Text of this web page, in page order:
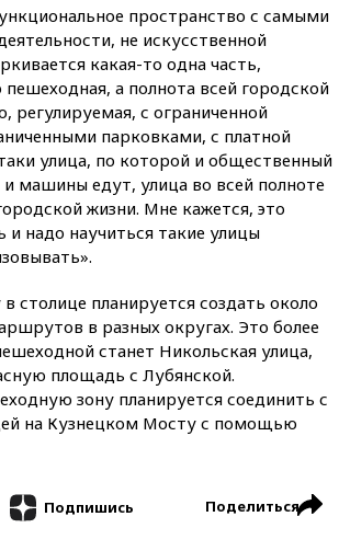
пространство с самыми
не искусственной
какая-то одна часть,
а полнота всей городской
регулируемая, с ограниченной
парковками, с платной
улица, по которой и общественный
машины едут, улица во всей полноте
жизни. Мне кажется, это
и надо научиться такие улицы
столице планируется создать около
в разных округах. Это более
станет Никольская улица,
площадь с Лубянской.
зону планируется соединить с
на Кузнецком Мосту с помощью
Подпишись Поделиться